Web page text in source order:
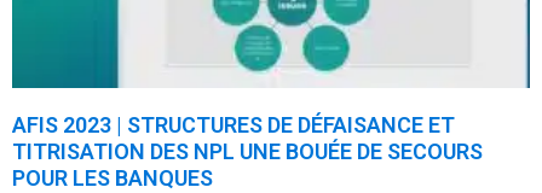
AFIS 2023 | STRUCTURES DE DÉFAISANCE ET
TITRISATION DES NPL UNE BOUÉE DE SECOURS
POUR LES BANQUES